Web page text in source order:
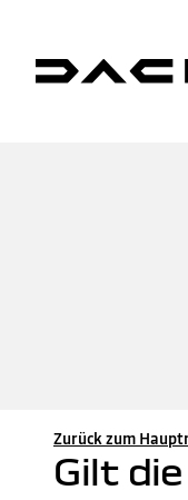
Zurück zum
Gilt